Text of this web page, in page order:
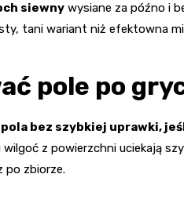
siewny wysiane za późno i
tani wariant niż efektowna
pole po
bez szybkiej uprawki,
z powierzchni uciekają
po zbiorze.